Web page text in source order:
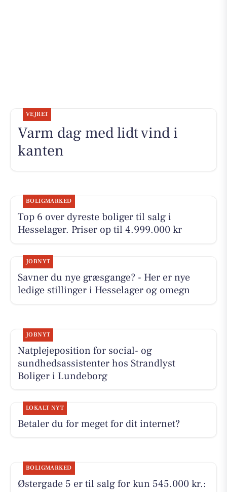
VEJRET
Varm dag med lidt vind i
kanten
BOLIGMARKED
Top 6 over dyreste boliger til salg i
Hesselager. Priser op til 4.999.000 kr
JOBNYT
Savner du nye græsgange? - Her er nye
ledige stillinger i Hesselager og omegn
JOBNYT
Natplejeposition for social- og
sundhedsassistenter hos Strandlyst
Boliger i Lundeborg
LOKALT NYT
Betaler du for meget for dit internet?
BOLIGMARKED
Østergade 5 er til salg for kun 545.000 kr.: